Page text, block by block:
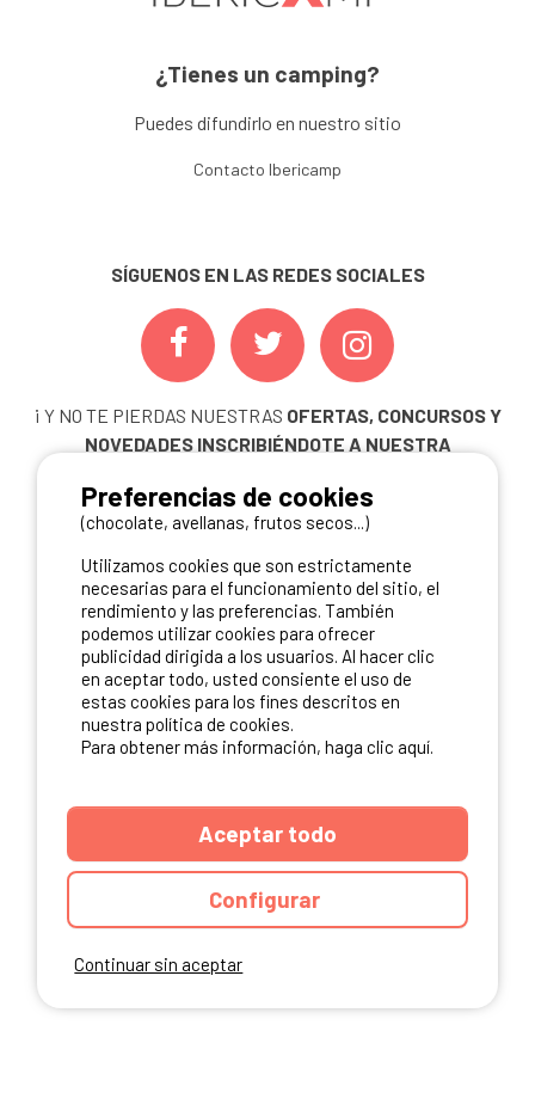
¿Tienes un camping?
Puedes difundirlo en nuestro sitio
Contacto Ibericamp
SÍGUENOS EN LAS REDES SOCIALES
¡ Y NO TE PIERDAS NUESTRAS OFERTAS, CONCURSOS Y
NOVEDADES INSCRIBIÉNDOTE A NUESTRA
ME INSCRIBO
NUESTROS PARTNERS
Continuar sin aceptar
Preferencias de cookies
(chocolate, avellanas, frutos secos...)
Utilizamos cookies que son estrictamente
necesarias para el funcionamiento del sitio, el
rendimiento y las preferencias. También
podemos utilizar cookies para ofrecer
publicidad dirigida a los usuarios. Al hacer clic
en aceptar todo, usted consiente el uso de
estas cookies para los fines descritos en
nuestra política de cookies.
Para obtener más información, haga clic aquí.
Aceptar todo
Configurar